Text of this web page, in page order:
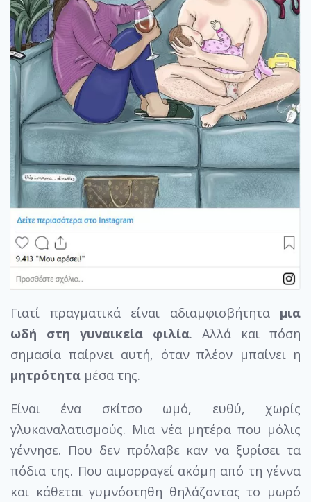
Γιατί πραγματικά είναι αδιαμφισβήτηταμια
ωδή στη γυναικεία φιλία. Αλλά και πόση
σημασία παίρνει αυτή, όταν πλέον μπαίνει η
μητρότητα μέσα της.
Είναι ένα σκίτσο ωμό, ευθύ, χωρίς
γλυκαναλατισμούς. Μια νέα μητέρα που μόλις
γέννησε. Που δεν πρόλαβε καν να ξυρίσει τα
πόδια της. Που αιμορραγεί ακόμη από τη γέννα
και κάθεται γυμνόστηθη θηλάζοντας το μωρό